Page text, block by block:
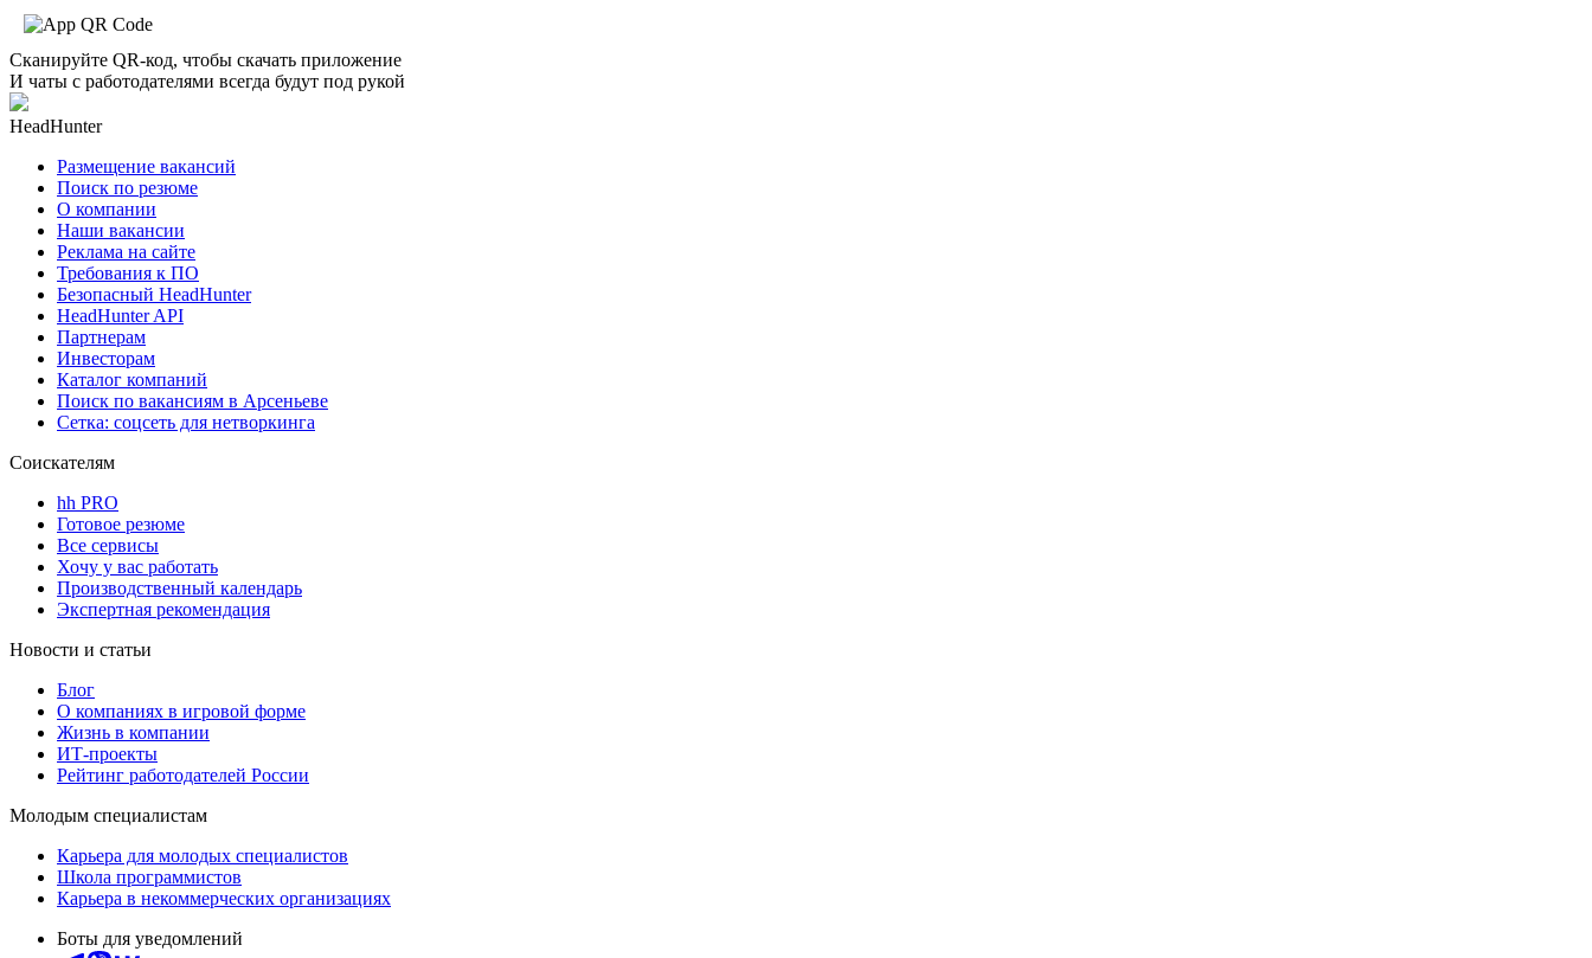
Сканируйте QR-код, чтобы скачать приложение
И чаты с работодателями всегда будут под рукой
HeadHunter
Размещение вакансий
Поиск по резюме
О компании
Наши вакансии
Реклама на сайте
Требования к ПО
Безопасный HeadHunter
HeadHunter API
Партнерам
Инвесторам
Каталог компаний
Поиск по вакансиям в Арсеньеве
Сетка: соцсеть для нетворкинга
Соискателям
hh PRO
Готовое резюме
Все сервисы
Хочу у вас работать
Производственный календарь
Экспертная рекомендация
Новости и статьи
Блог
О компаниях в игровой форме
Жизнь в компании
ИТ-проекты
Рейтинг работодателей России
Молодым специалистам
Карьера для молодых специалистов
Школа программистов
Карьера в некоммерческих организациях
Боты для уведомлений